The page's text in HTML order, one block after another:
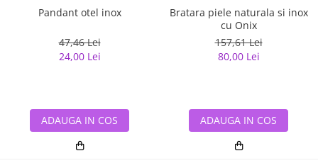
Pandant otel inox
47,46 Lei
24,00 Lei
ADAUGA IN COS
Bratara piele naturala si inox
cu Onix
157,61 Lei
80,00 Lei
ADAUGA IN COS